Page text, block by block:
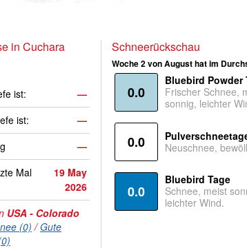
in Cuchara
ist:
—
ist:
—
—
Mal
19 May
2026
USA - Colorado
(0)/Gute
Schneerückschau
Woche 2 von August hat im
0.0
Bluebird Powder
Frischer Schnee,
sonnig, leichter
0.0
Neuschnee,
0.0
Bluebird Tage
Schnee, meist
leichter Wind.